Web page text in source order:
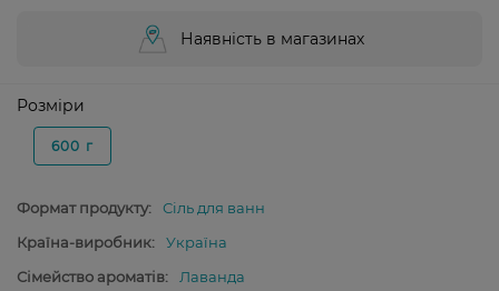
Наявність в магазинах
Розміри
600 г
Формат продукту:
Сіль для ванн
Країна-виробник:
Україна
Сімейство ароматів:
Лаванда